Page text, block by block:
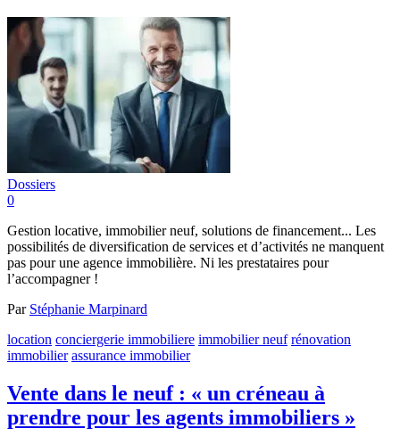
Dossiers
0
Gestion locative, immobilier neuf, solutions de financement... Les
possibilités de diversification de services et d’activités ne manquent
pas pour une agence immobilière. Ni les prestataires pour
l’accompagner !
Par Stéphanie Marpinard
location conciergerie immobiliere immobilier neuf rénovation
immobilier assurance immobilier
Vente dans le neuf : « un créneau à
prendre pour les agents immobiliers »